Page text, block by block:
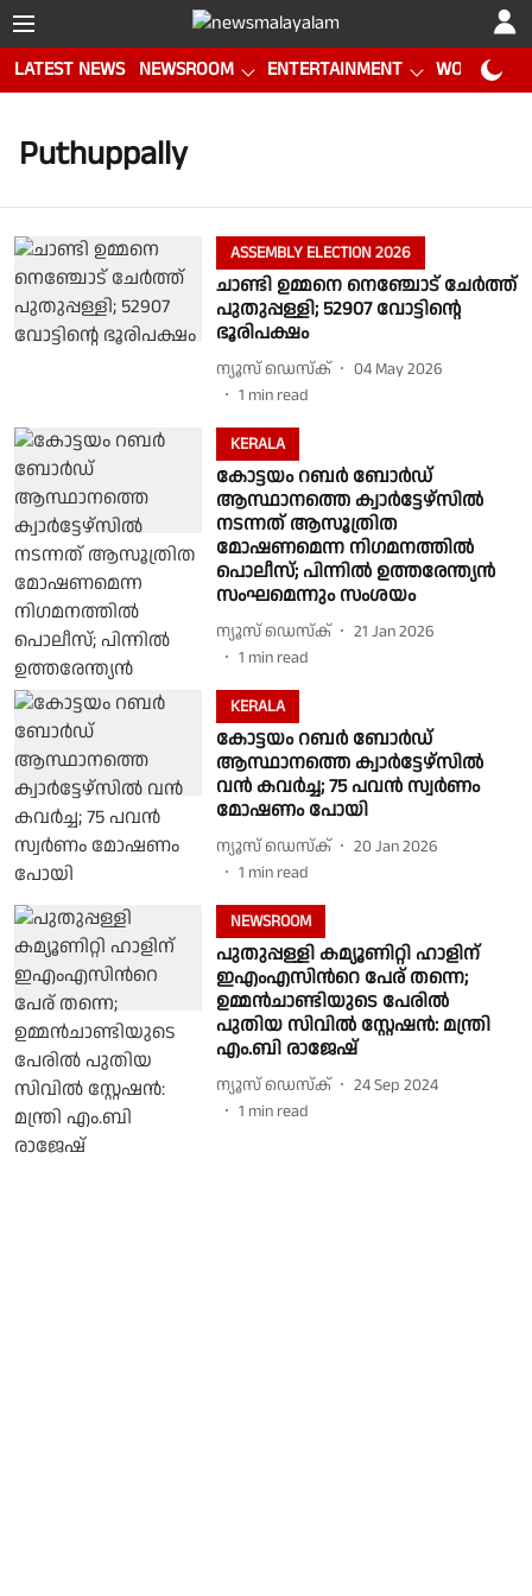
LATEST NEWS NEWSROOM ENTERTAINMENT WORLD CUP
Puthuppally
ASSEMBLY ELECTION 2026
ചാണ്ടി ഉമ്മനെ നെഞ്ചോട് ചേർത്ത്
പുതുപ്പള്ളി; 52907 വോട്ടിൻ്റെ
ഭൂരിപക്ഷം
ന്യൂസ് ഡെസ്ക്
04 May 2026
1 min read
KERALA
കോട്ടയം റബർ ബോർഡ്
ആസ്ഥാനത്തെ ക്വാർട്ടേഴ്സിൽ
നടന്നത് ആസൂത്രിത
മോഷണമെന്ന നിഗമനത്തിൽ
പൊലീസ്; പിന്നിൽ ഉത്തരേന്ത്യൻ
സംഘമെന്നും സംശയം
ന്യൂസ് ഡെസ്ക്
21 Jan 2026
1 min read
KERALA
കോട്ടയം റബർ ബോർഡ്
ആസ്ഥാനത്തെ ക്വാർട്ടേഴ്സിൽ
വൻ കവർച്ച; 75 പവൻ സ്വർണം
മോഷണം പോയി
ന്യൂസ് ഡെസ്ക്
20 Jan 2026
1 min read
NEWSROOM
പുതുപ്പള്ളി കമ്യൂണിറ്റി ഹാളിന്
ഇഎംഎസിന്‍റെ പേര് തന്നെ;
ഉമ്മന്‍ചാണ്ടിയുടെ പേരില്‍
പുതിയ സിവില്‍ സ്റ്റേഷന്‍: മന്ത്രി
എം.ബി രാജേഷ്
ന്യൂസ് ഡെസ്ക്
24 Sep 2024
1 min read